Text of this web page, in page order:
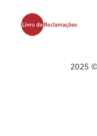
2025